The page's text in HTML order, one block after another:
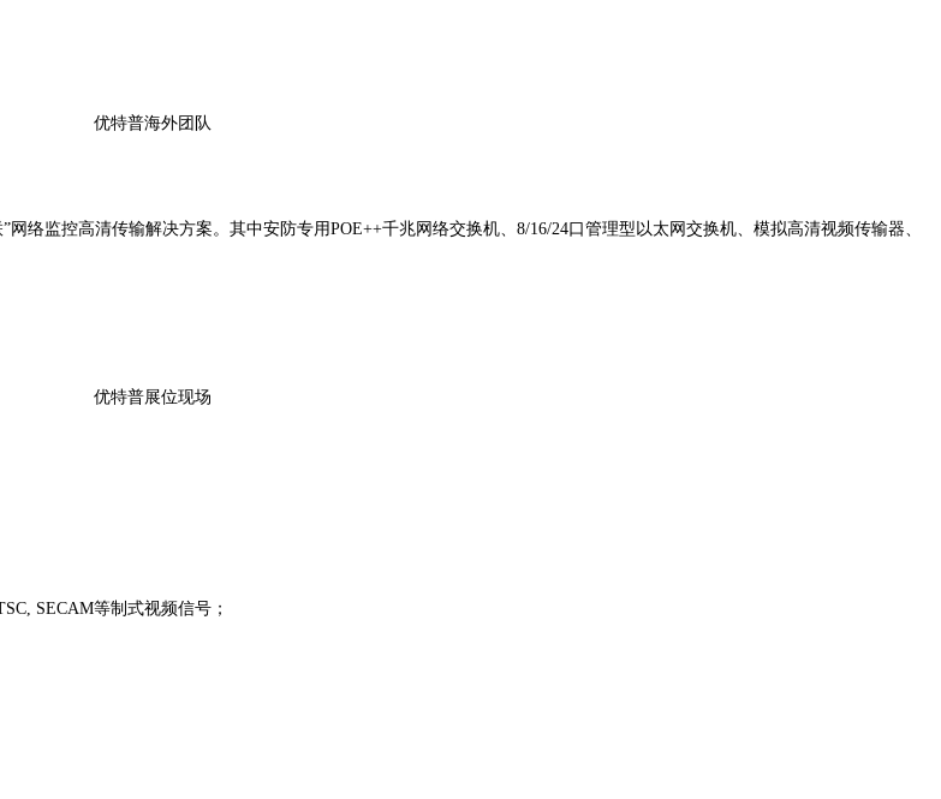
优特普海外团队
络监控高清传输解决方案。其中安防专用POE++千兆网络交换机、8/16/24口管理型以太网交换机、模拟高清视频传输器、
优特普展位现场
SECAM等制式视频信号；